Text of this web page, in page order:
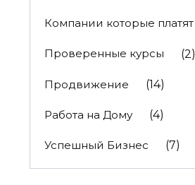
Компании которые платят
Проверенные курсы (2)
Продвижение (14)
Работа на Дому (4)
Успешный Бизнес (7)